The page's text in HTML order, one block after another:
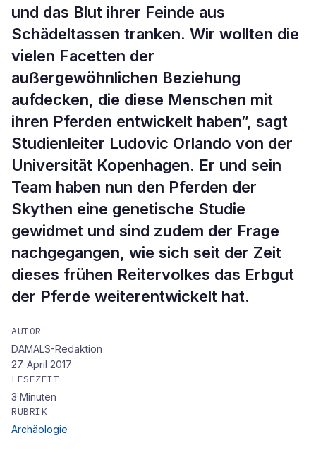
und das Blut ihrer Feinde aus
Schädeltassen tranken. Wir wollten die
vielen Facetten der
außergewöhnlichen Beziehung
aufdecken, die diese Menschen mit
ihren Pferden entwickelt haben”, sagt
Studienleiter Ludovic Orlando von der
Universität Kopenhagen. Er und sein
Team haben nun den Pferden der
Skythen eine genetische Studie
gewidmet und sind zudem der Frage
nachgegangen, wie sich seit der Zeit
dieses frühen Reitervolkes das Erbgut
der Pferde weiterentwickelt hat.
AUTOR
DAMALS-Redaktion
27. April 2017
LESEZEIT
3 Minuten
RUBRIK
Archäologie